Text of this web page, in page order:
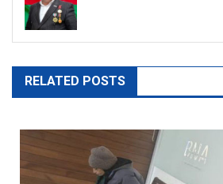
RELATED POSTS